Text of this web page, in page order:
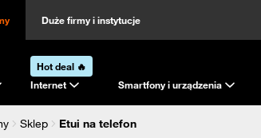
Duże firmy i instytucje
Hot deal 🔥
Internet
Smartfony i urządzenia
Sklep
Etui na telefon